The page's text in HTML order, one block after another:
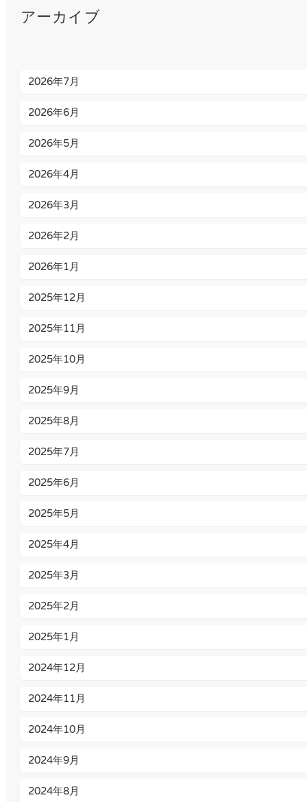
アーカイブ
2026年7月
2026年6月
2026年5月
2026年4月
2026年3月
2026年2月
2026年1月
2025年12月
2025年11月
2025年10月
2025年9月
2025年8月
2025年7月
2025年6月
2025年5月
2025年4月
2025年3月
2025年2月
2025年1月
2024年12月
2024年11月
2024年10月
2024年9月
2024年8月